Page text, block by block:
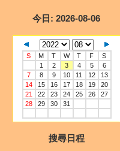
今日 : 2026-08-06
S M T W T F
S
1
2 3 4 5
6
7
8 9 10 11 12
13
14
15 16 17 18 19
20
21
22 23 24 25 26
27
28
29 30 31
搜尋日程